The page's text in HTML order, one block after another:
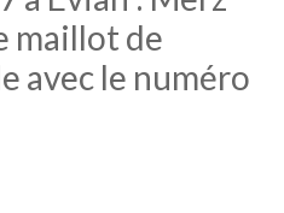
maillot de
avec le numéro